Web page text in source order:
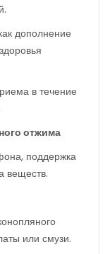
дополнение
в течение
отжима
поддержка
веществ.
или смузи.